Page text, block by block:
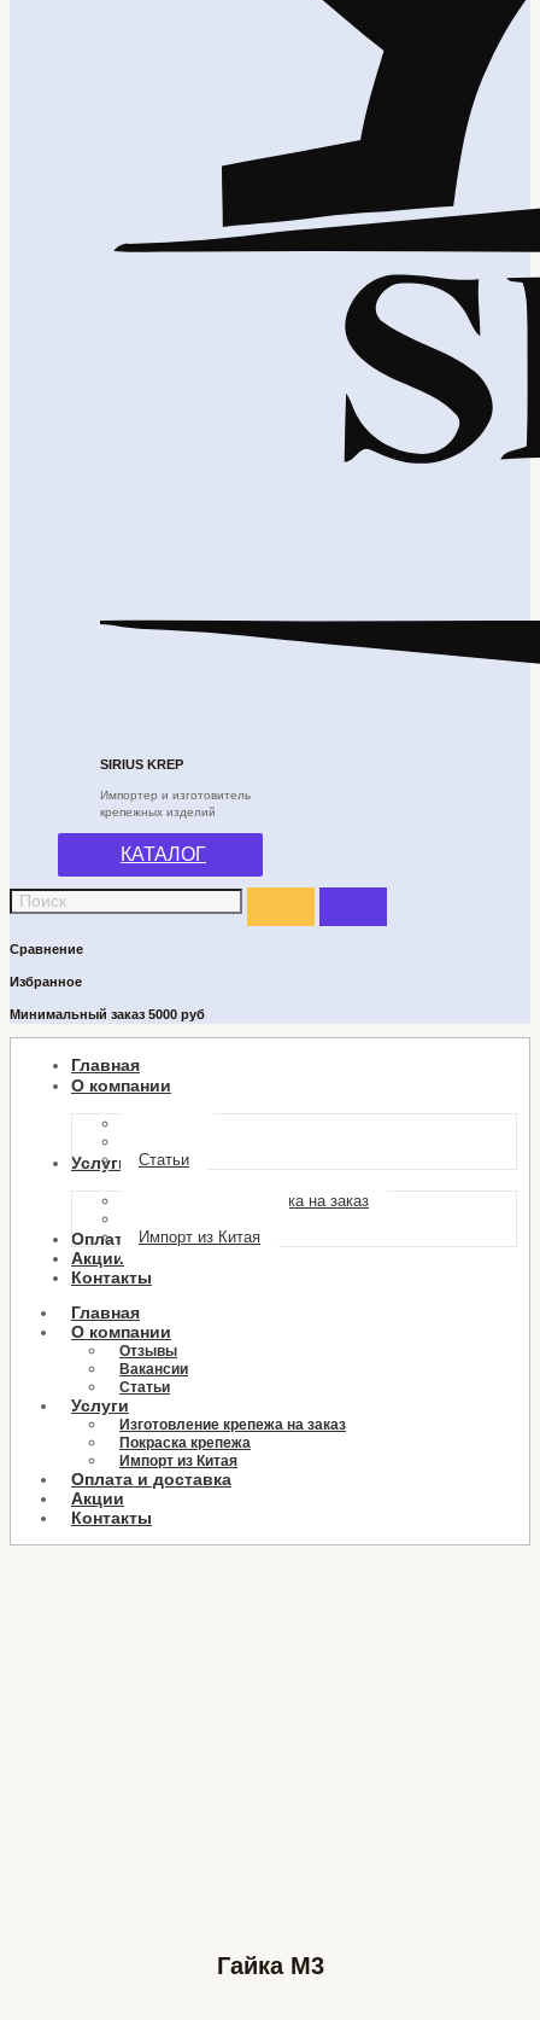
SIRIUS KREP
Импортер и изготовитель
крепежных изделий
КАТАЛОГ
Сравнение
Избранное
Минимальный заказ 5000 руб
Главная
О компании
Статьи
Услуги
Изготовление крепежа на заказ
Импорт из Китая
Оплата и доставка
Акции
Контакты
Главная
О компании
Отзывы
Вакансии
Статьи
Услуги
Изготовление крепежа на заказ
Покраска крепежа
Импорт из Китая
Оплата и доставка
Акции
Контакты
Гайка М3